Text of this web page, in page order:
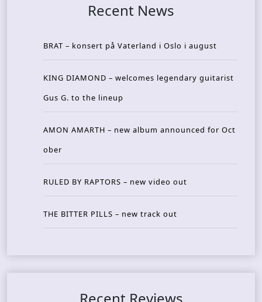
Recent News
BRAT – konsert på Vaterland i Oslo i august
KING DIAMOND – welcomes legendary guitarist
Gus G. to the lineup
AMON AMARTH – new album announced for Oct
ober
RULED BY RAPTORS – new video out
THE BITTER PILLS – new track out